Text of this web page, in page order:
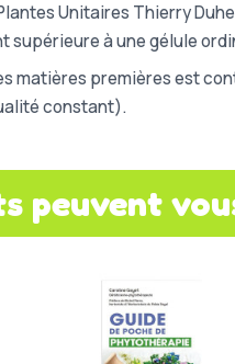
Unitaires Thierry
supérieure à une gélule
matières premières est
constant).
peuvent